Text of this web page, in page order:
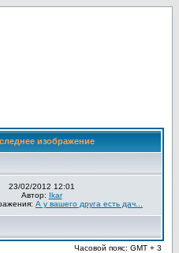
изображение
23/02/2012 12:01
Автор: Ikar
А у вашего друга есть дач...
Часовой пояс: GMT + 3